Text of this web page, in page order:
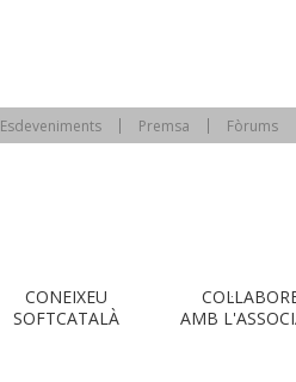
Esdeveniments Premsa Fòrums
CONEIXEU
SOFTCATALÀ
AMB